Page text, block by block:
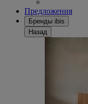
Предложения
Бренды ibis
Назад